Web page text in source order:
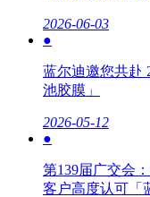
2026-06-03
●
蓝尔迪邀您共赴
池胶膜」
2026-05-12
●
第139届广交会
客户高度认可「